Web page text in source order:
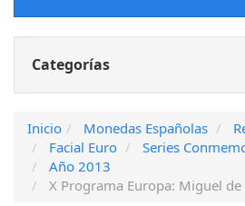
Categorías
Inicio Monedas Españolas
Facial Euro
Series
Año 2013
X Programa Europa: Miguel de